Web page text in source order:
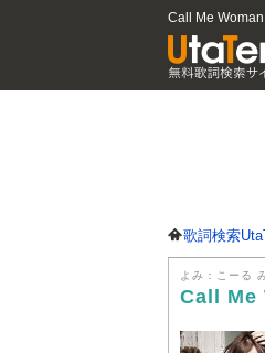
Call Me
歌詞検索
よみ：こーる
Call Me